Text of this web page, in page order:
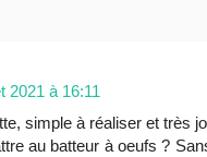
2021 à 16:11
simple à réaliser et très
au batteur à oeufs ?